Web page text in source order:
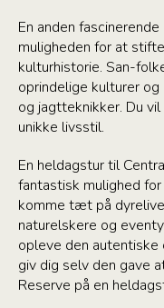
En anden
muligheden for at
kulturhistorie. San-
oprindelige kulturer og
og jagtteknikker. Du
unikke livsstil.
En heldagstur til
fantastisk mulighed
komme tæt på
naturelskere og
opleve den autentiske
giv dig selv den gave
Reserve på en